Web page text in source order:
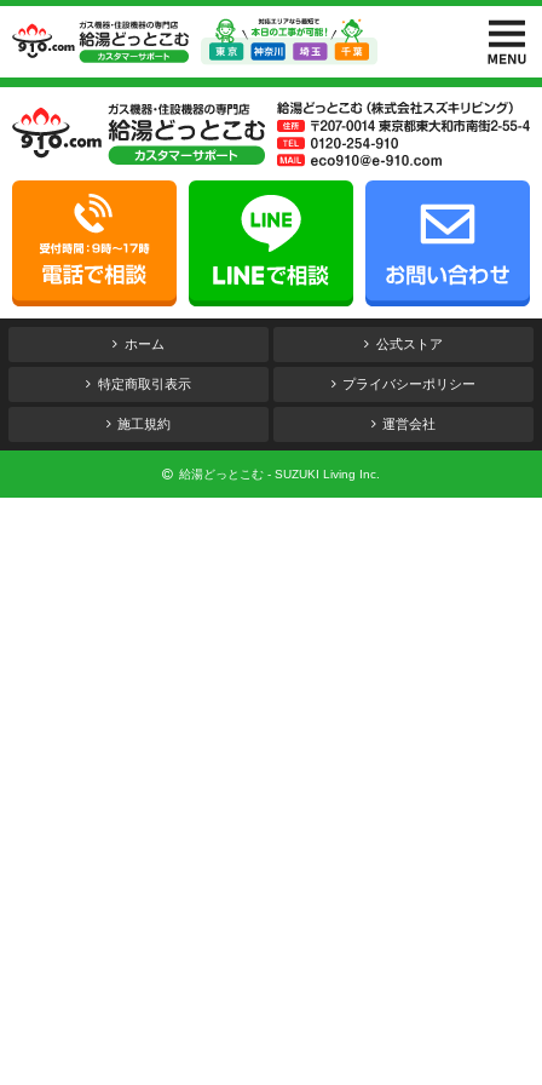
ホーム 公式ストア
特定商取引表示 プライバシーポリシー
施工規約 運営会社
給湯どっとこむ - SUZUKI Living Inc.